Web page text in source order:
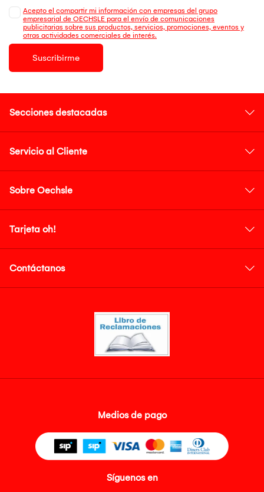
Acepto el compartir mi información con empresas del grupo
empresarial de OECHSLE para el envío de comunicaciones
publicitarias sobre sus productos, servicios, promociones, eventos y
otras actividades comerciales de interés.
Suscribirme
Secciones destacadas
Servicio al Cliente
Sobre Oechsle
Tarjeta oh!
Contáctanos
Medios de pago
Síguenos en